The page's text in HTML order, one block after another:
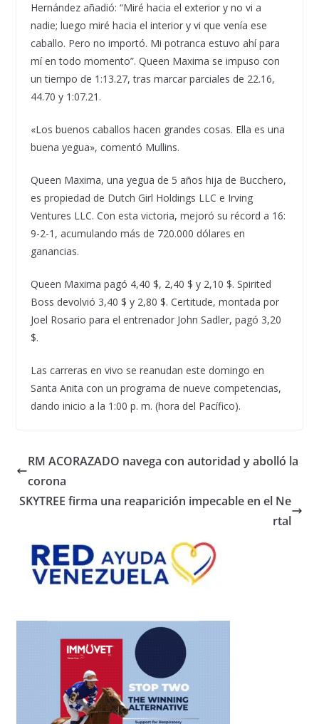
Hernández añadió: “Miré hacia el exterior y no vi a
nadie; luego miré hacia el interior y vi que venía ese
caballo. Pero no importó. Mi potranca estuvo ahí para
mí en todo momento”. Queen Maxima se impuso con
un tiempo de 1:13.27, tras marcar parciales de 22.16,
44.70 y 1:07.21.
«Los buenos caballos hacen grandes cosas. Ella es una
buena yegua», comentó Mullins.
Queen Maxima, una yegua de 5 años hija de Bucchero,
es propiedad de Dutch Girl Holdings LLC e Irving
Ventures LLC. Con esta victoria, mejoró su récord a 16:
9-2-1, acumulando más de 720.000 dólares en
ganancias.
Queen Maxima pagó 4,40 $, 2,40 $ y 2,10 $. Spirited
Boss devolvió 3,40 $ y 2,80 $. Certitude, montada por
Joel Rosario para el entrenador John Sadler, pagó 3,20
$.
Las carreras en vivo se reanudan este domingo en
Santa Anita con un programa de nueve competencias,
dando inicio a la 1:00 p. m. (hora del Pacífico).
RM ACORAZADO navega con autoridad y abolló la
corona
SKYTREE firma una reaparición impecable en el Ne
rtal